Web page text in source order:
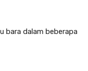
bara dalam beberapa